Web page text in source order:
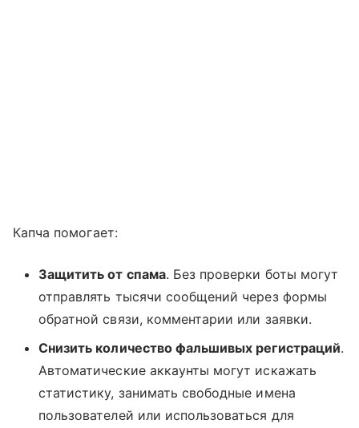
Капча помогает:
Защитить от спама. Без проверки боты могут
отправлять тысячи сообщений через формы
обратной связи, комментарии или заявки.
Снизить количество фальшивых регистраций.
Автоматические аккаунты могут искажать
статистику, занимать свободные имена
пользователей или использоваться для